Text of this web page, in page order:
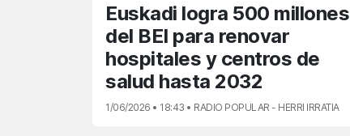
Euskadi logra 500 millones
del BEI para renovar
hospitales y centros de
salud hasta 2032
1/06/2026 • 18:43 • RADIO POPULAR - HERRI IRRATIA